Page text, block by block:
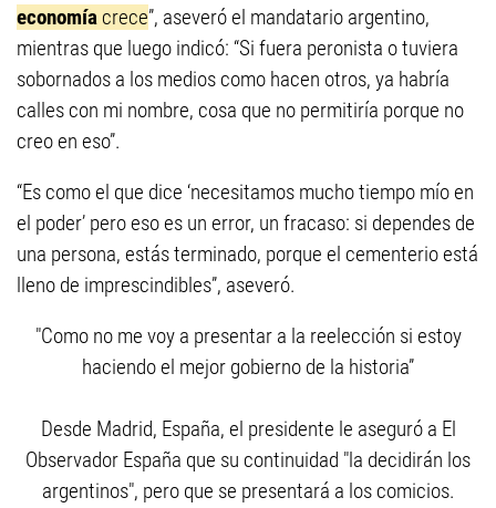
economía crece”, aseveró el mandatario argentino,
mientras que luego indicó: “Si fuera peronista o tuviera
sobornados a los medios como hacen otros, ya habría
calles con mi nombre, cosa que no permitiría porque no
creo en eso”.
“Es como el que dice ‘necesitamos mucho tiempo mío en
el poder’ pero eso es un error, un fracaso: si dependes de
una persona, estás terminado, porque el cementerio está
lleno de imprescindibles”, aseveró.
"Como no me voy a presentar a la reelección si estoy
haciendo el mejor gobierno de la historia”
Desde Madrid, España, el presidente le aseguró a El
Observador España que su continuidad "la decidirán los
argentinos", pero que se presentará a los comicios.